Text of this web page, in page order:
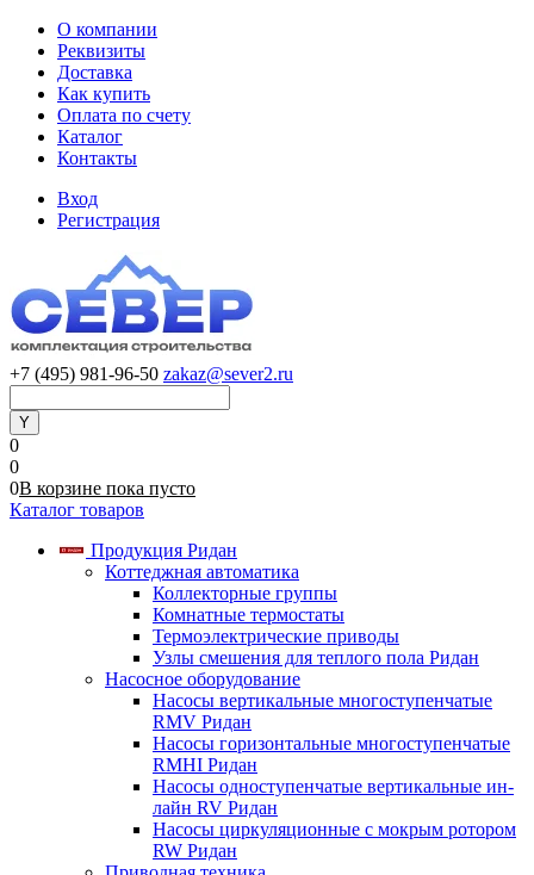
О компании
Реквизиты
Доставка
Как купить
Оплата по счету
Каталог
Контакты
Вход
Регистрация
+7 (495) 981-96-50 zakaz@sever2.ru
0
0
0В корзине пока пусто
Каталог товаров
Продукция Ридан
Коттеджная автоматика
Коллекторные группы
Комнатные термостаты
Термоэлектрические приводы
Узлы смешения для теплого пола Ридан
Насосное оборудование
Насосы вертикальные многоступенчатые
RMV Ридан
Насосы горизонтальные многоступенчатые
RMHI Ридан
Насосы одноступенчатые вертикальные ин-
лайн RV Ридан
Насосы циркуляционные с мокрым ротором
RW Ридан